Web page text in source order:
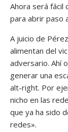
Ahora será fácil
para abrir paso
A juicio de
alimentan del
adversario. Ahí
generar una
alt-right. Por
nicho en las
que ya ha sido
redes».